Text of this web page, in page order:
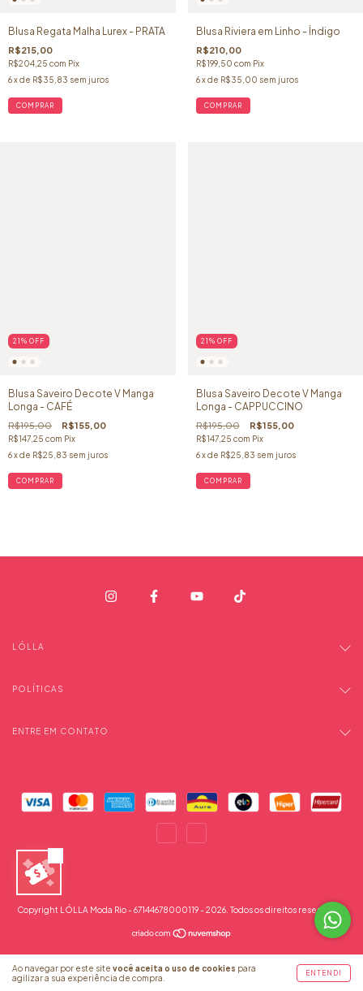
Ao navegar por este site você aceita o uso de cookies para
agilizar a sua experiência de compra.
ENTENDI
Blusa Regata Malha Lurex - PRATA
R$215,00
R$204,25 com Pix
6x de R$35,83 sem juros
COMPRAR
Blusa Riviera em Linho - Índigo
R$210,00
R$199,50 com Pix
6 x de R$35,00 sem juros
COMPRAR
21 % OFF
Blusa Saveiro Decote V Manga
Longa - CAFÉ
R$195,00 R$155,00
R$147,25 com Pix
6x de R$25,83 sem juros
COMPRAR
21 % OFF
Blusa Saveiro Decote V Manga
Longa - CAPPUCCINO
R$195,00 R$155,00
R$147,25 com Pix
6 x de R$25,83 sem juros
COMPRAR
LÓLLA
POLÍTICAS
ENTRE EM CONTATO
Copyright LÓLLA Moda Rio - 67144678000119 - 2026. Todos os direitos reservados.